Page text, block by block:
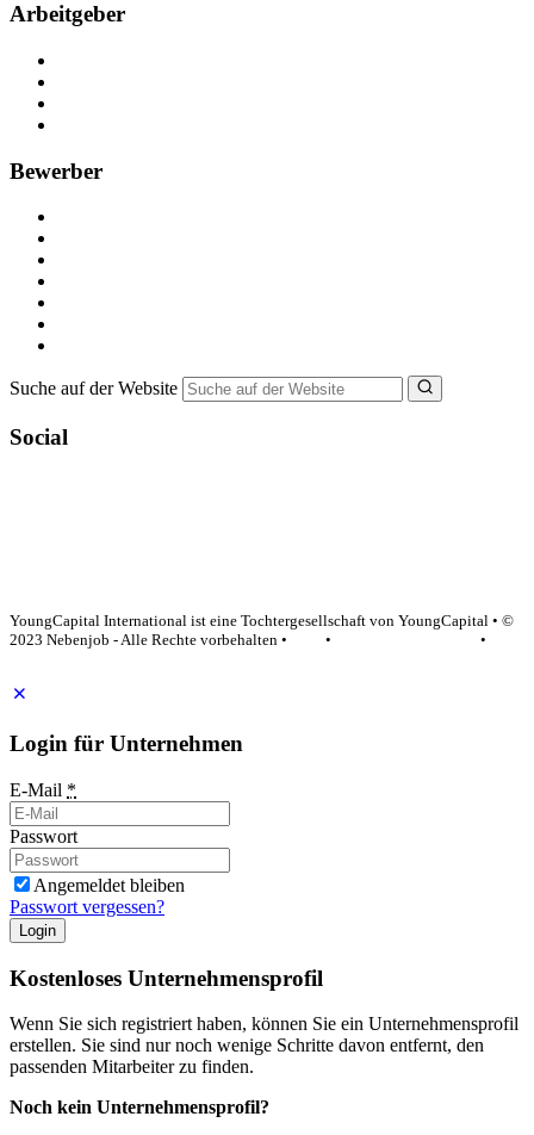
Arbeitgeber
Bewerber
Suche auf der Website
Social
YoungCapital International ist eine Tochtergesellschaft von YoungCapital • ©
2023 Nebenjob - Alle Rechte vorbehalten •
•
•
Login für Unternehmen
E-Mail *
Passwort
Angemeldet bleiben
Passwort vergessen?
Login
Kostenloses Unternehmensprofil
Wenn Sie sich registriert haben, können Sie ein Unternehmensprofil
erstellen. Sie sind nur noch wenige Schritte davon entfernt, den
passenden Mitarbeiter zu finden.
Noch kein Unternehmensprofil?